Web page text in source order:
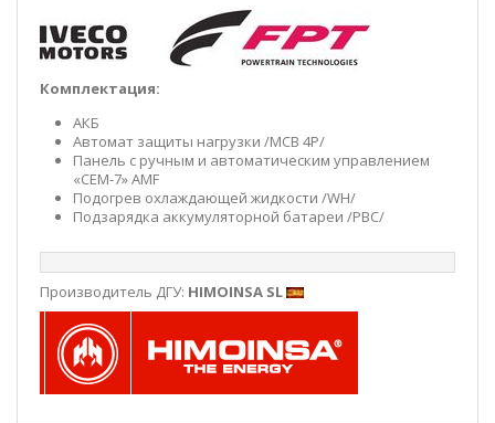
Комплектация:
АКБ
Автомат защиты нагрузки /MCB 4P/
Панель с ручным и автоматическим управлением
«CEM-7» AMF
Подогрев охлаждающей жидкости /WH/
Подзарядка аккумуляторной батареи /PBC/
Производитель ДГУ: HIMOINSA SL